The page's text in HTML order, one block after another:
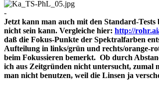
-
Jetzt kann man auch mit den Standard-
nicht sein kann. Vergleiche hier: http://
daß die Fokus-Punkte der Spektralfarben
Aufteilung in links/grün und rechts/orange-
beim Fokussieren bemerkt. Ob durch
ich aus Zeitgründen nicht untersucht, zumal
man nicht benutzen, weil die Linsen ja